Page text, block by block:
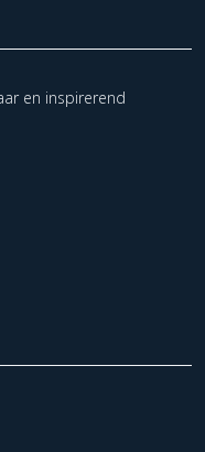
en inspirerend